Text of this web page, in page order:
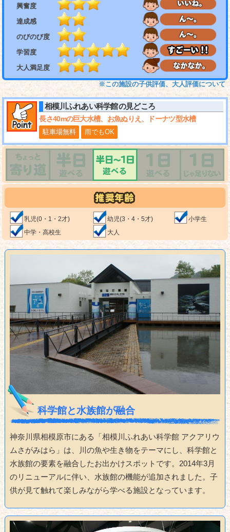
興奮度
達成感
のびのび度
学習度
大人満足度
※この施設の子供評価、大人評価について
相模川ふれあい科学館の見どころ
長さ40mの巨大水槽、お魚ぬりえ、ドーナツ型水槽
駐車場無料 雨でもOK
乳児(0・1・2才) 幼児(3・4・5才) 小学生
中学・高校生 大人
科学館と水族館が融合
神奈川県相模原市にある「相模川ふれあい科学館 アクアリウ
ムさがみはら」は、川の魚や生き物をテーマにし、科学館と
水族館の要素を融合したお出かけスポットです。2014年3月
のリニューアルに伴い、水族館の機能が追加されました。子
供が見て触れて楽しみながら学べる施設となっています。